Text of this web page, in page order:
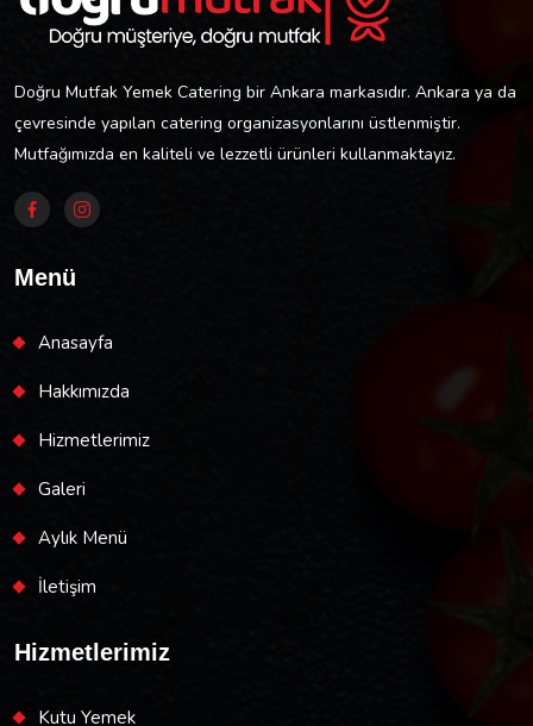
Doğru Mutfak Yemek Catering bir Ankara markasıdır. Ankara ya da
çevresinde yapılan catering organizasyonlarını üstlenmiştir.
Mutfağımızda en kaliteli ve lezzetli ürünleri kullanmaktayız.
Menü
Anasayfa
Hakkımızda
Hizmetlerimiz
Galeri
Aylık Menü
İletişim
Hizmetlerimiz
Kutu Yemek